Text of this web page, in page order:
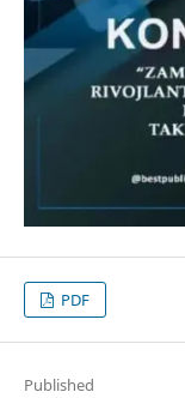
PDF
Published